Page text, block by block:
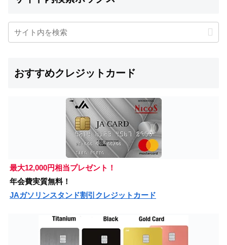
おすすめクレジットカード
最大12,000円相当プレゼント！
年会費実質無料！
JAガソリンスタンド割引クレジットカード